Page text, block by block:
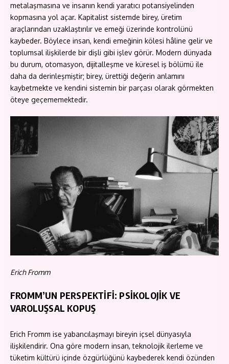
metalaşmasına ve insanın kendi yaratıcı potansiyelinden
kopmasına yol açar. Kapitalist sistemde birey, üretim
araçlarından uzaklaştırılır ve emeği üzerinde kontrolünü
kaybeder. Böylece insan, kendi emeğinin kölesi hâline gelir ve
toplumsal ilişkilerde bir dişli gibi işlev görür. Modern dünyada
bu durum, otomasyon, dijitalleşme ve küresel iş bölümü ile
daha da derinleşmiştir; birey, ürettiği değerin anlamını
kaybetmekte ve kendini sistemin bir parçası olarak görmekten
öteye geçememektedir.
Erich Fromm
FROMM’UN PERSPEKTİFİ: PSİKOLOJİK VE
VAROLUŞSAL KOPUŞ
Erich Fromm ise yabancılaşmayı bireyin içsel dünyasıyla
ilişkilendirir. Ona göre modern insan, teknolojik ilerleme ve
tüketim kültürü içinde özgürlüğünü kaybederek kendi özünden